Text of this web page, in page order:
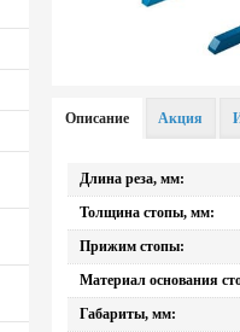
Описание
Длина реза, мм:
Толщина стопы, мм:
Прижим стопы:
Материал основания
Габариты, мм:
Акция